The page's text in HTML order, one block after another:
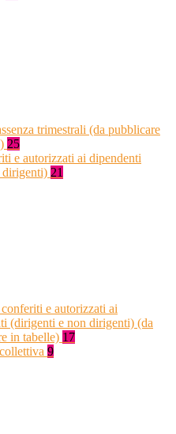
trimestrali (da pubblicare
25
e autorizzati ai dipendenti
dirigenti) 21
e autorizzati ai
(dirigenti e non dirigenti) (da
in tabelle) 17
9